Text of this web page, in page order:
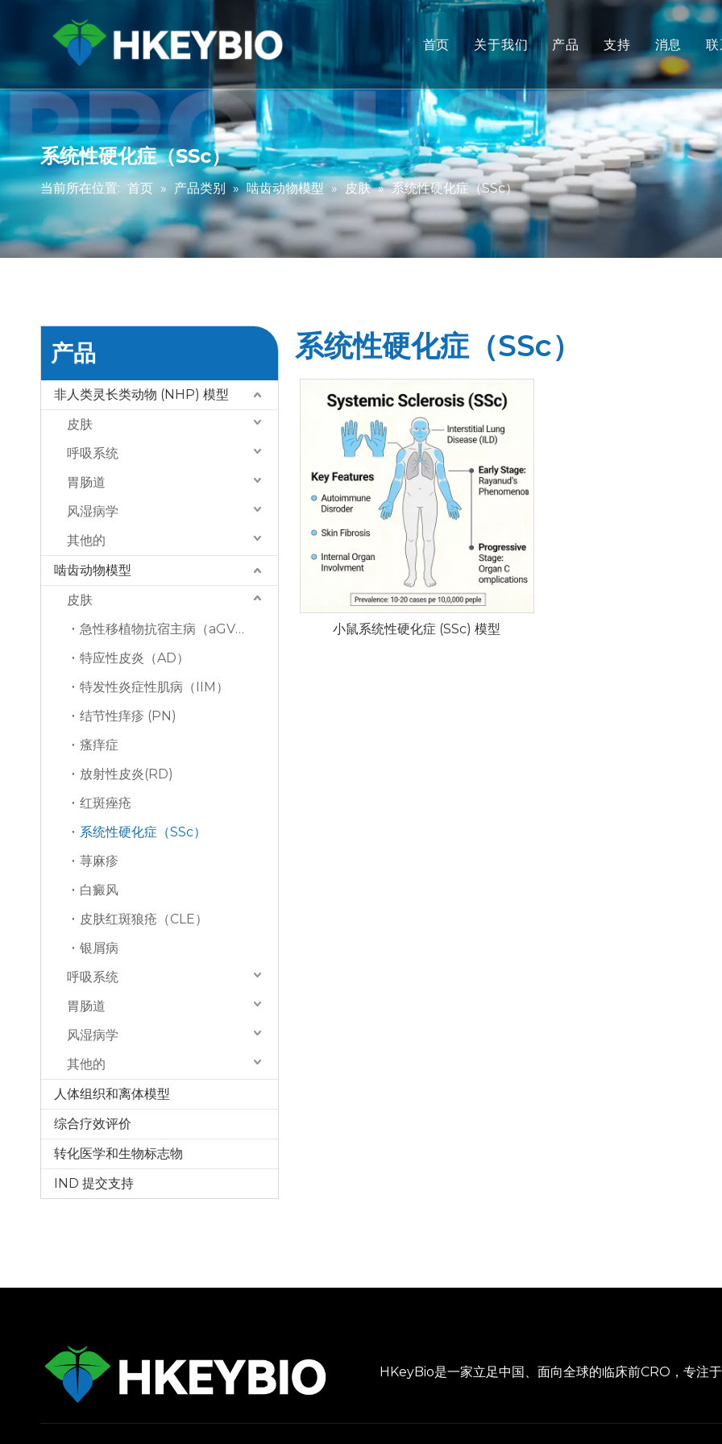
首页 关于我们 产品
非人类灵长类动物 (NHP) 模
啮齿动物模型
人体组织和离体模型
综合疗效评价
转化医学和生物标志物
IND 提交支持
支持
服务
常问问题
客户评价
消息
系统性硬化症（SSc）
当前所在位置: 首页 » 产品类别 » 啮齿动物模型 » 皮肤 » 系统性硬化症（SSc）
产品
非人类灵长类动物 (NHP) 模型
皮肤
呼吸系统
胃肠道
风湿病学
其他的
啮齿动物模型
皮肤
急性移植物抗宿主病（aGVHD）
特应性皮炎（AD）
特发性炎症性肌病（IIM）
结节性痒疹 (PN)
瘙痒症
放射性皮炎(RD)
红斑痤疮
系统性硬化症（SSc）
荨麻疹
白癜风
皮肤红斑狼疮（CLE）
银屑病
呼吸系统
胃肠道
风湿病学
其他的
人体组织和离体模型
综合疗效评价
转化医学和生物标志物
IND 提交支持
系统性硬化症（SSc）
小鼠系统性硬化症 (SSc) 模型
HKeyBio是一家立足中国、面向全球的临床前CRO，专注于